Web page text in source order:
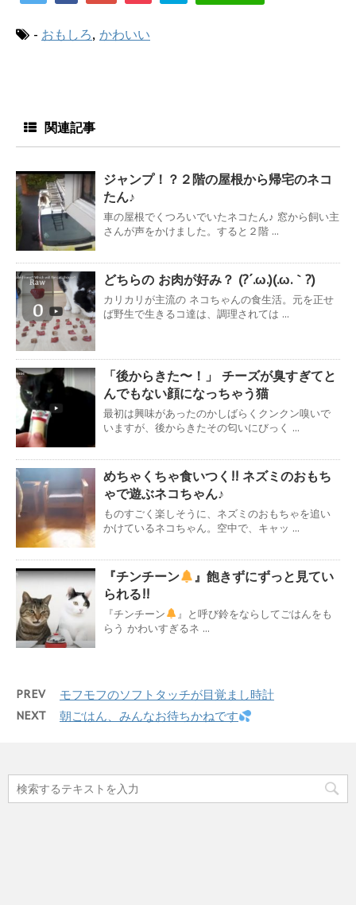
- おもしろ, かわいい
関連記事
ジャンプ！？２階の屋根から帰宅のネコ
たん♪
車の屋根でくつろいでいたネコたん♪ 窓から飼い主
さんが声をかけました。すると２階 ...
どちらの お肉が好み？ (?´.ω.)(.ω.｀?)
カリカリが主流の ネコちゃんの食生活。元を正せ
ば野生で生きるコ達は、調理されては ...
「後からきた〜！」 チーズが臭すぎてと
んでもない顔になっちゃう猫
最初は興味があったのかしばらくクンクン嗅いで
いますが、後からきたその匂いにびっく ...
めちゃくちゃ食いつく!! ネズミのおもち
ゃで遊ぶネコちゃん♪
ものすごく楽しそうに、ネズミのおもちゃを追い
かけているネコちゃん。空中で、キャッ ...
『チンチーン
』飽きずにずっと見てい
られる!!
『チンチーン
』と呼び鈴をならしてごはんをも
らう かわいすぎるネ ...
PREV モフモフのソフトタッチが目覚まし時計
NEXT 朝ごはん、みんなお待ちかねです